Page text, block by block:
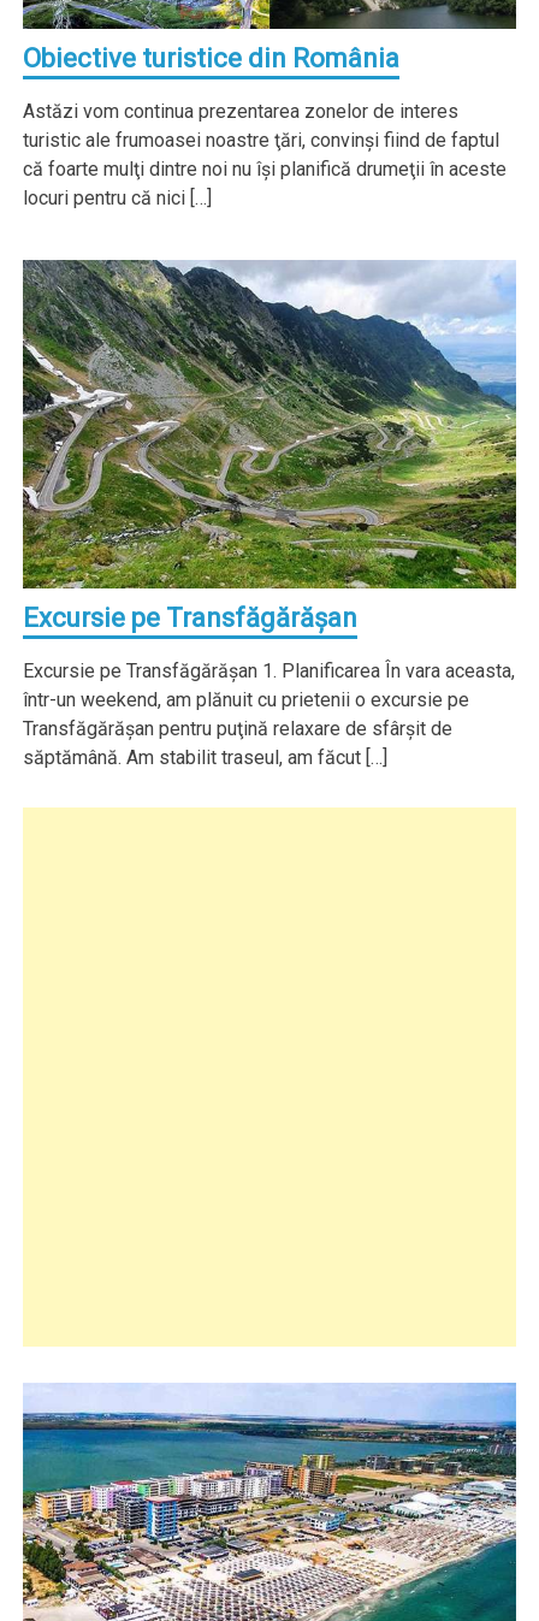
Obiective turistice din România
Astăzi vom continua prezentarea zonelor de interes
turistic ale frumoasei noastre ţări, convinşi fiind de faptul
că foarte mulţi dintre noi nu îşi planifică drumeţii în aceste
locuri pentru că nici […]
Excursie pe Transfăgărăşan
Excursie pe Transfăgărăşan 1. Planificarea În vara aceasta,
într-un weekend, am plănuit cu prietenii o excursie pe
Transfăgărăşan pentru puţină relaxare de sfârşit de
săptămână. Am stabilit traseul, am făcut […]